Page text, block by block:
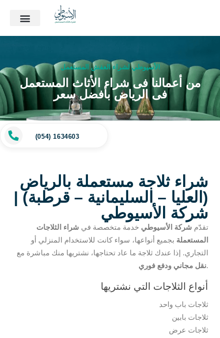
الأسيوطي لشراء العفش المستعمل
من أعمالنا فى شراء الأثاث المستعمل
فى الرياض بأفضل سعر
شراء ثلاجة مستعملة بالرياض
(العليا – السليمانية – قرطبة) |
شركة الأسيوطي
تقدّم شركة الأسيوطي خدمة متخصصة في شراء الثلاجات
المستعملة بجميع أنواعها، سواء كانت للاستخدام المنزلي أو
التجاري. إذا عندك ثلاجة ما عاد تحتاجها، نشتريها منك مباشرة مع
نقل مجاني ودفع فوري.
أنواع الثلاجات التي نشتريها
ثلاجات باب واحد
ثلاجات بابين
ثلاجات عرض
(054) 1634603